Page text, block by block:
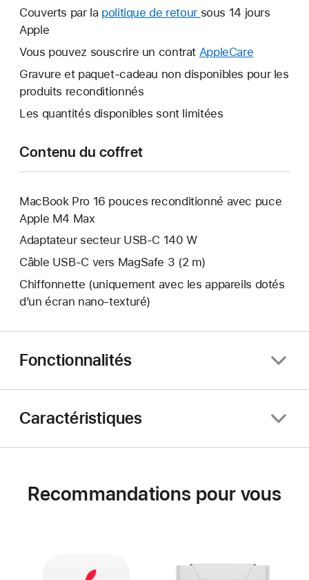
nouvelle
Couverts par la politique de retour Une
fenêtre
sous 14 jours
Apple
Vous pouvez souscrire un contrat AppleCare
nouvelle
Gravure et paquet-cadeau non disponibles pour les
produits reconditionnés
Les quantités disponibles sont limitées
Contenu du coffret
MacBook Pro 16 pouces reconditionné avec puce
Apple M4 Max
Adaptateur secteur USB-C 140 W
Câble USB-C vers MagSafe 3 (2 m)
Chiffonnette (uniquement avec les appareils dotés
d’un écran nano‑texturé)
Fonctionnalités
Caractéristiques
Recommandations pour vous